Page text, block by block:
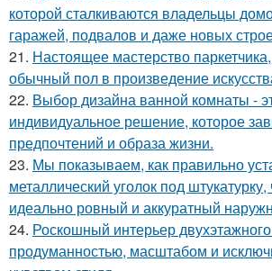
которой сталкиваются владельцы
гаражей, подвалов и даже новых
21. Настоящее мастерство
обычный пол в произведение
22. Выбор дизайна ванной комнаты -
индивидуальное решение, которое
предпочтений и образа жизни.
23. Мы показываем, как правильно
металлический уголок под
идеально ровный и аккуратный
24. Роскошный интерьер
продуманностью, масштабом и